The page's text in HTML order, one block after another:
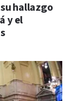
hallazgo
y el